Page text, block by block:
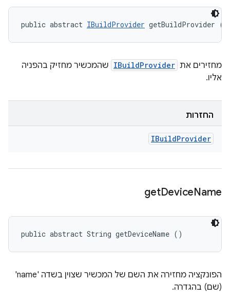
public abstract IBuildProvider getBuildProvider ()
מחזירים את IBuildProvider שהמכשיר מחזיק בהפניה
אליו.
החזרות
IBuildProvider
getDeviceName
public abstract String getDeviceName ()
הפונקציה מחזירה את השם של המכשיר שצוין בשדה 'name'
(שם) בהגדרה.